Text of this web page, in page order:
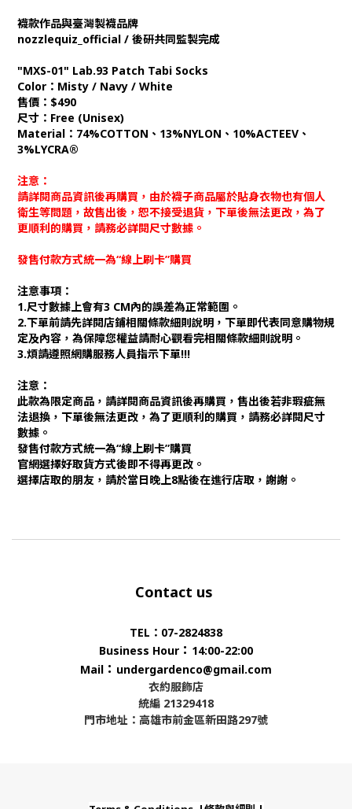
襪款作品與臺灣製襪品牌
nozzlequiz_official / 後研共同監製完成
"MXS-01" Lab.93 Patch Tabi Socks
Color：Misty / Navy / White
售價：$490
尺寸：Free (Unisex)
Material：74%COTTON、13%NYLON、10%ACTEEV、
3%LYCRA®
注意：
請詳閱商品資訊後再購買，由於襪子商品屬於貼身衣物也有個人
衛生等問題，故售出後，恕不接受退貨，下單後無法更改，為了
更順利的購買，請務必詳閱尺寸數據。
發售付款方式統一為“線上刷卡”購買
注意事項：
1.尺寸數據上會有3 CM內的誤差為正常範圍。
2.下單前請先詳閱店鋪相關條款細則說明，下單即代表同意購物規
定及內容，為保障您權益請耐心觀看完相關條款細則說明。
3.煩請遵照網購服務人員指示下單!!!
注意：
此款為限定商品，請詳閱商品資訊後再購買，售出後若非瑕疵無
法退換，下單後無法更改，為了更順利的購買，請務必詳閱尺寸
數據。
發售付款方式統一為“線上刷卡”購買
官網選擇好取貨方式後即不得再更改。
選擇店取的朋友，請於當日晚上8點後在進行店取，謝謝。
Contact us
TEL：07-2824838
Business Hour ： 14:00-22:00
Mail ： undergardenco@gmail.com
衣約服飾店
統編 21329418
門市地址：高雄市前金區新田路297號